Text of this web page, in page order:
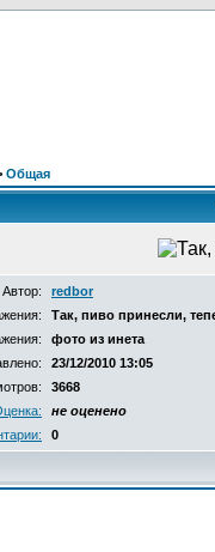
Общая
Автор:
redbor
Так, пиво принесли,
фото из инета
23/12/2010 13:05
3668
не оценено
0